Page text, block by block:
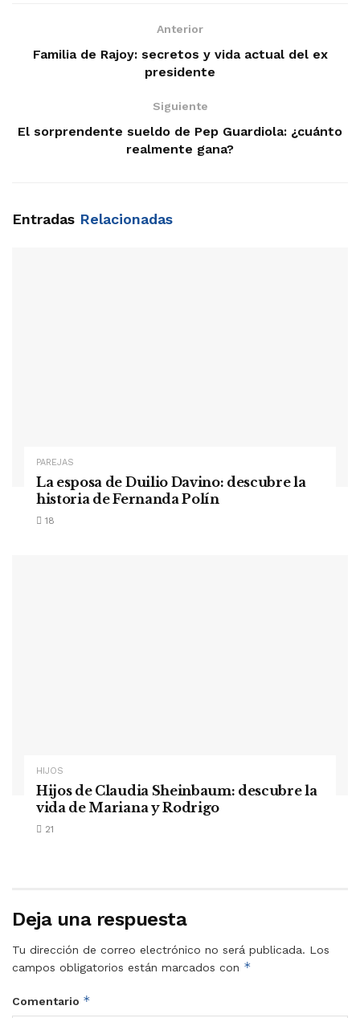
Anterior
Familia de Rajoy: secretos y vida actual del ex
presidente
Siguiente
El sorprendente sueldo de Pep Guardiola: ¿cuánto
realmente gana?
Entradas Relacionadas
PAREJAS
La esposa de Duilio Davino: descubre la
historia de Fernanda Polín
18
HIJOS
Hijos de Claudia Sheinbaum: descubre la
vida de Mariana y Rodrigo
21
Deja una respuesta
Tu dirección de correo electrónico no será publicada. Los
campos obligatorios están marcados con *
Comentario *